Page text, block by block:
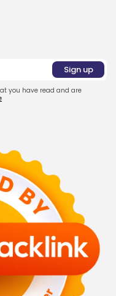
you have read and are